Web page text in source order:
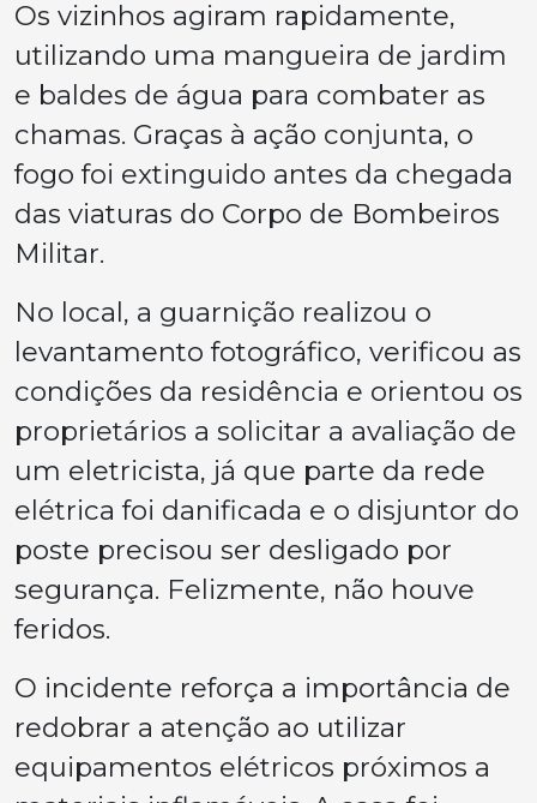
Os vizinhos agiram rapidamente,
utilizando uma mangueira de jardim
e baldes de água para combater as
chamas. Graças à ação conjunta, o
fogo foi extinguido antes da chegada
das viaturas do Corpo de Bombeiros
Militar.
No local, a guarnição realizou o
levantamento fotográfico, verificou as
condições da residência e orientou os
proprietários a solicitar a avaliação de
um eletricista, já que parte da rede
elétrica foi danificada e o disjuntor do
poste precisou ser desligado por
segurança. Felizmente, não houve
feridos.
O incidente reforça a importância de
redobrar a atenção ao utilizar
equipamentos elétricos próximos a